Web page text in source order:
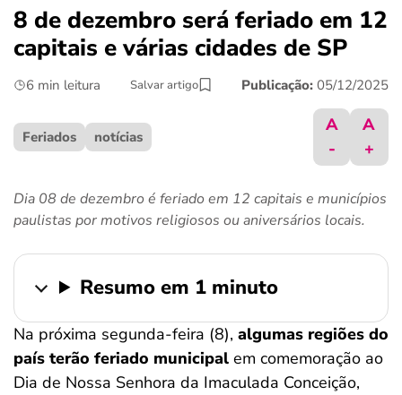
crédito fácil
últimas notícias
ferramentas
8 de dezembro será feriado em 12
capitais e várias cidades de SP
6 min leitura Salvar artigo Publicação: 05/12/2025
Feriados notícias
A
-
A
+
Dia 08 de dezembro é feriado em 12 capitais e municípios
paulistas por motivos religiosos ou aniversários locais.
Resumo em 1 minuto
Na próxima segunda-feira (8), algumas regiões do
país terão feriado municipal em comemoração ao
Dia de Nossa Senhora da Imaculada Conceição,